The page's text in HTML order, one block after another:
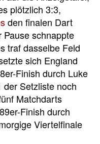
plötzlich 3:3,
den finalen Dart
schnappte
traf dasselbe Feld
sich England
Finish durch Luke
der Setzliste noch
Matchdarts
Finish durch
Viertelfinale